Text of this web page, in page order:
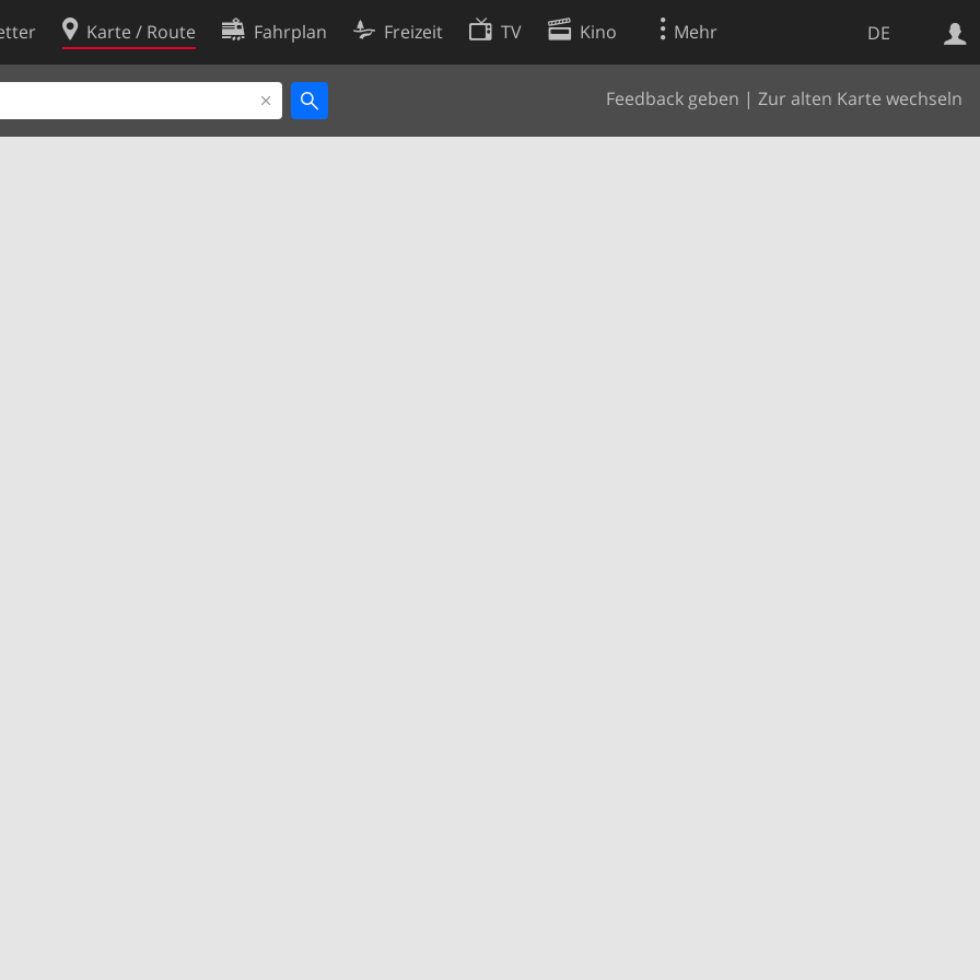
DE
Karte / Route Fahrplan Freizeit TV Kino Mehr
Feedback geben | Zur alten Karte wechseln
Websuche
Cookie-Richtlinie
Cookie-Einstellungen